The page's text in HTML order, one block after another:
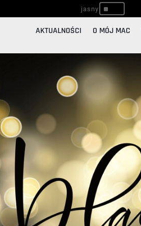
^
AKTUALNOŚCI O MÓJ MAC